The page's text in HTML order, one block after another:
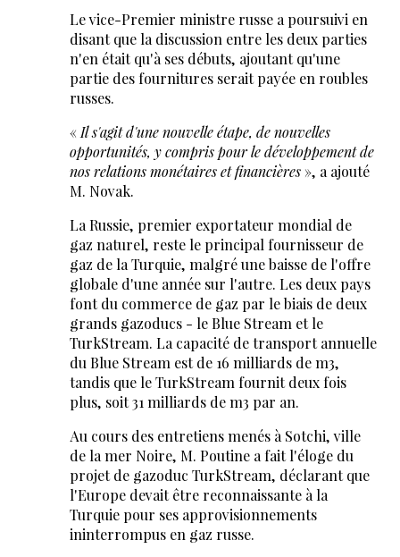
Le vice-Premier ministre russe a poursuivi en
disant que la discussion entre les deux parties
n'en était qu'à ses débuts, ajoutant qu'une
partie des fournitures serait payée en roubles
russes.
« Il s'agit d'une nouvelle étape, de nouvelles
opportunités, y compris pour le développement de
nos relations monétaires et financières», a ajouté
M. Novak.
La Russie, premier exportateur mondial de
gaz naturel, reste le principal fournisseur de
gaz de la Turquie, malgré une baisse de l'offre
globale d'une année sur l'autre. Les deux pays
font du commerce de gaz par le biais de deux
grands gazoducs - le Blue Stream et le
TurkStream. La capacité de transport annuelle
du Blue Stream est de 16 milliards de m3,
tandis que le TurkStream fournit deux fois
plus, soit 31 milliards de m3 par an.
Au cours des entretiens menés à Sotchi, ville
de la mer Noire, M. Poutine a fait l'éloge du
projet de gazoduc TurkStream, déclarant que
l'Europe devait être reconnaissante à la
Turquie pour ses approvisionnements
ininterrompus en gaz russe.